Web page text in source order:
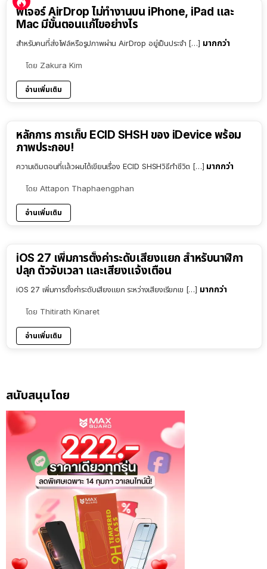
ฟีเจอร์ AirDrop ไม่ทำงานบน iPhone, iPad และ
Mac มีขั้นตอนแก้ไขอย่างไร
สำหรับคนที่ส่งไฟล์หรือรูปภาพผ่าน AirDrop อยู่เป็นประจำ […] มากกว่า
โดย Zakura Kim
อ่านเพิ่มเติม
หลักการ การเก็บ ECID SHSH ของ iDevice พร้อม
ภาพประกอบ!
ความเดิมตอนที่แล้วผมได้เขียนเรื่อง ECID SHSHวิธีทำชีวิต […] มากกว่า
โดย Attapon Thaphaengphan
อ่านเพิ่มเติม
iOS 27 เพิ่มการตั้งค่าระดับเสียงแยก สำหรับนาฬิกา
ปลุก ตัวจับเวลา และเสียงแจ้งเตือน
iOS 27 เพิ่มการตั้งค่าระดับเสียงแยก ระหว่างเสียงเรียกเข […] มากกว่า
โดย Thitirath Kinaret
อ่านเพิ่มเติม
สนับสนุนโดย